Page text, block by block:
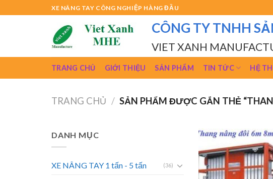
to
XE NÂNG TAY CÔNG NGHIỆP HÀNG ĐẦU
CÔNG TY TNHH
VIET XANH
TRANG CHỦ GIỚI THIỆU SẢN PHẨM TIN TỨC HỆ
TRANG CHỦ / SẢN PHẨM ĐƯỢC GẮN THẺ
DANH MỤC
XE NÂNG TAY 1 tấn - 5 tấn (36)